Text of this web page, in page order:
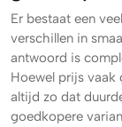
Er bestaat een
verschillen in
antwoord is
Hoewel prijs
altijd zo dat
goedkopere